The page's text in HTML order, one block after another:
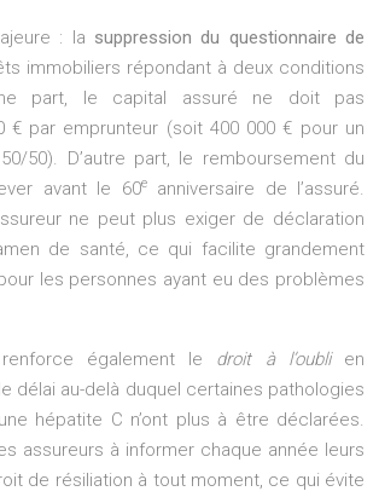
: la suppression du questionnaire de
immobiliers répondant à deux conditions
part, le capital assuré ne doit pas
€ par emprunteur (soit 400 000 € pour un
50). D’autre part, le remboursement du
avant le 60eanniversaire de l’assuré.
ne peut plus exiger de déclaration
de santé, ce qui facilite grandement
les personnes ayant eu des problèmes
également le droit à l’oublien
délai au-delà duquel certaines pathologies
hépatite C n’ont plus à être déclarées.
assureurs à informer chaque année leurs
de résiliation à tout moment, ce qui évite